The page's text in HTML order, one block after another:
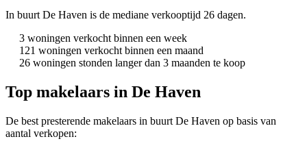
In buurt De Haven is de mediane verkooptijd 26 dagen.
3 woningen verkocht binnen een week
121 woningen verkocht binnen een maand
26 woningen stonden langer dan 3 maanden te koop
Top makelaars in De Haven
De best presterende makelaars in buurt De Haven op basis van
aantal verkopen: